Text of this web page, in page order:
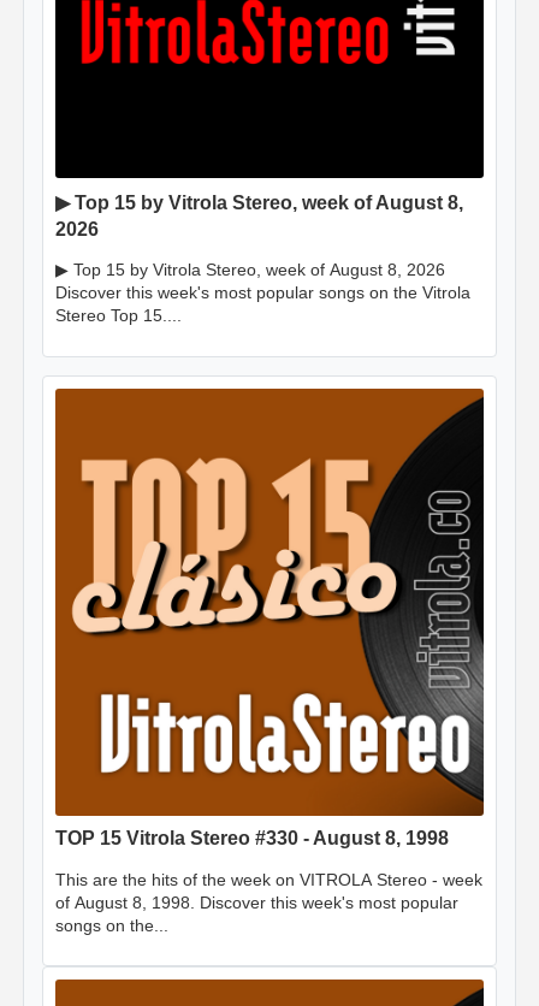
▶ Top 15 by Vitrola Stereo, week of August 8,
2026
▶ Top 15 by Vitrola Stereo, week of August 8, 2026
Discover this week's most popular songs on the Vitrola
Stereo Top 15....
TOP 15 Vitrola Stereo #330 - August 8, 1998
This are the hits of the week on VITROLA Stereo - week
of August 8, 1998. Discover this week's most popular
songs on the...